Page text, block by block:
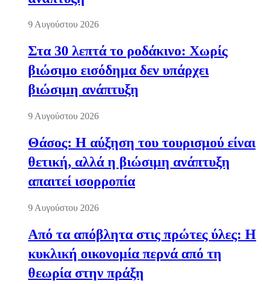
9 Αυγούστου 2026
Στα 30 λεπτά το ροδάκινο: Χωρίς
βιώσιμο εισόδημα δεν υπάρχει
βιώσιμη ανάπτυξη
9 Αυγούστου 2026
Θάσος: Η αύξηση του τουρισμού είναι
θετική, αλλά η βιώσιμη ανάπτυξη
απαιτεί ισορροπία
9 Αυγούστου 2026
Από τα απόβλητα στις πρώτες ύλες: Η
κυκλική οικονομία περνά από τη
θεωρία στην πράξη